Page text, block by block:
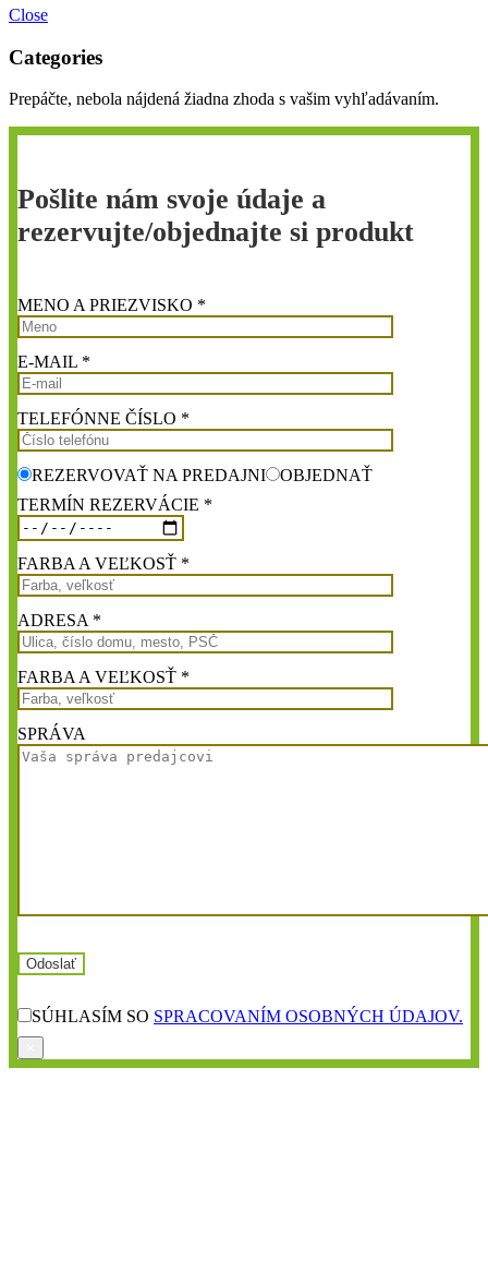
Close
Categories
Prepáčte, nebola nájdená žiadna zhoda s vašim vyhľadávaním.
Pošlite nám svoje údaje a
rezervujte/objednajte si produkt
MENO A PRIEZVISKO *
E-MAIL *
TELEFÓNNE ČÍSLO *
REZERVOVAŤ NA PREDAJNI
OBJEDNAŤ
TERMÍN REZERVÁCIE *
FARBA A VEĽKOSŤ *
ADRESA *
FARBA A VEĽKOSŤ *
SPRÁVA
SÚHLASÍM SO SPRACOVANÍM OSOBNÝCH ÚDAJOV.